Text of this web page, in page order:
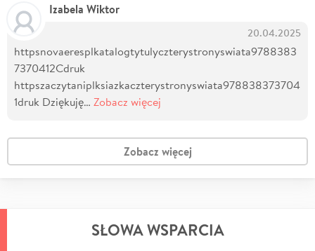
Izabela Wiktor
20.04.2025
httpsnovaeresplkatalogtytulyczterystronyswiata9788383
7370412Cdruk
httpszaczytaniplksiazkaczterystronyswiata978838373704
1druk Dziękuję… Zobacz więcej
Zobacz więcej
SŁOWA WSPARCIA